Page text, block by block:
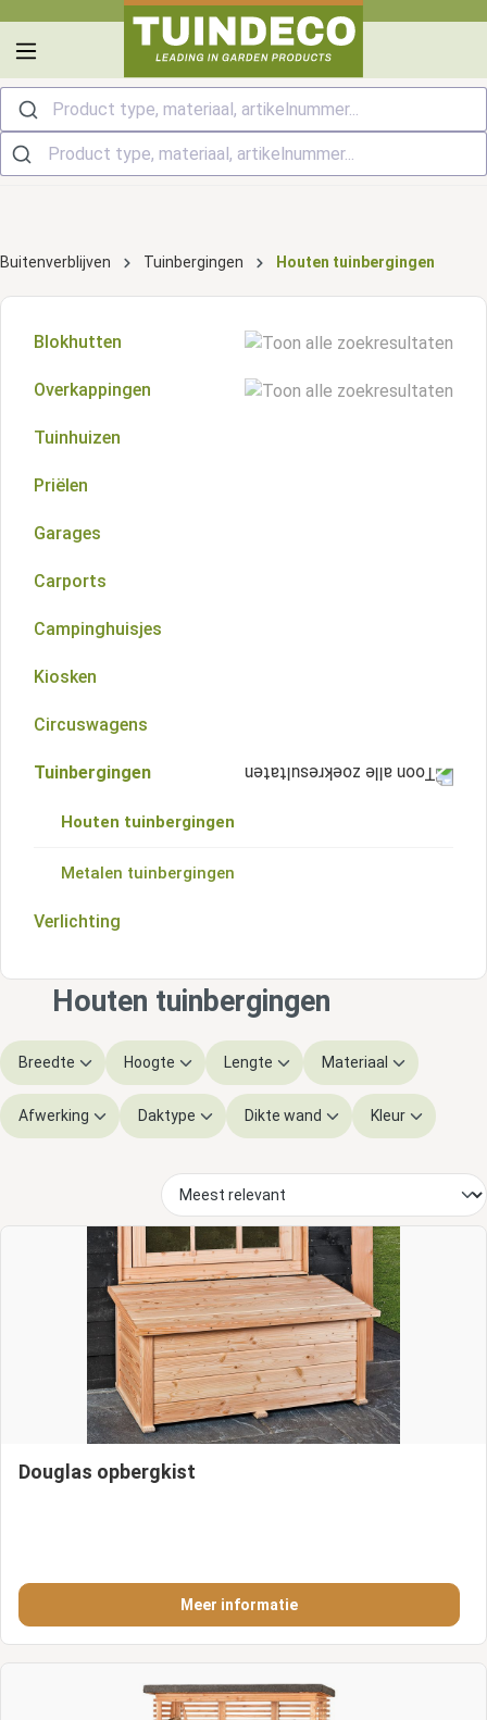
Product type, materiaal, artikelnummer...
Buitenverblijven Tuinbergingen Houten tuinbergingen
Blokhutten
Zadeldak blokhutten
Kapschuur blokhutten
Schilddak blokhutten
Wolfskap blokhutten
Platdak blokhutten
Overkappingen
Plat dak overkappingen
Zadeldak overkappingen
Kapschuren
Veranda's
Aluminium overkappingen
Tuinhuizen
Priëlen
Garages
Carports
Campinghuisjes
Kiosken
Circuswagens
Tuinbergingen
Houten tuinbergingen
Metalen tuinbergingen
Verlichting
Houten tuinbergingen
Breedte Hoogte Lengte Materiaal
Afwerking Daktype Dikte wand Kleur
Douglas opbergkist
Meer informatie